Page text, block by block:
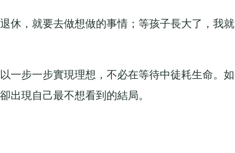
，就要去做想做的事情；等孩子長大了，我就
步一步實現理想，不必在等待中徒耗生命。如
出現自己最不想看到的結局。